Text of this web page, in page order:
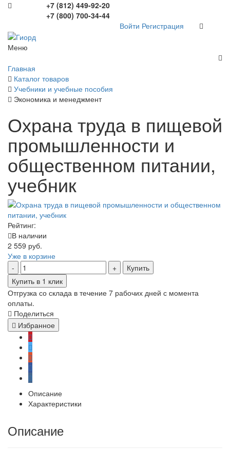
+7 (812) 449-92-20
+7 (800) 700-34-44
Войти Регистрация
Меню
Главная
Каталог товаров
Учебники и учебные пособия
Экономика и менеджмент
Охрана труда в пищевой
промышленности и
общественном питании,
учебник
Рейтинг:
В наличии
2 559 руб.
Уже в корзине
Купить
Купить в 1 клик
Отгрузка со склада в течение 7 рабочих дней с момента
оплаты.
Поделиться
Избранное
Описание
Характеристики
Описание